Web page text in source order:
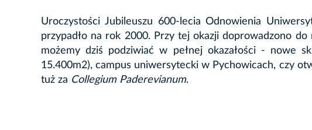
Uroczystości Jubileuszu 600-lecia Odnowienia
przypadło na rok 2000. Przy tej okazji doprowadzono
możemy dziś podziwiać w pełnej okazałości - nowe
15.400m2), campus uniwersytecki w Pychowicach, czy
tuż za Collegium Paderevianum.